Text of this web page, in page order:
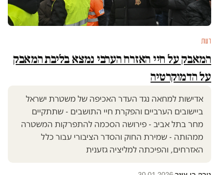
דעות
המאבק על חיי האזרח הערבי נמצא בליבת המאבק
על הדמוקרטיה
אדישות למחאה נגד העדר האכיפה של משטרת ישראל
ביישובים הערביים והפקרת חיי התושבים - שתתקיים
מחר בתל אביב - פירושה הסכמה להתפרקות המשטרה
ממהותה - שמירת החוק והסדר הציבורי עבור כלל
האזרחים, והפיכתה למליציה גזענית